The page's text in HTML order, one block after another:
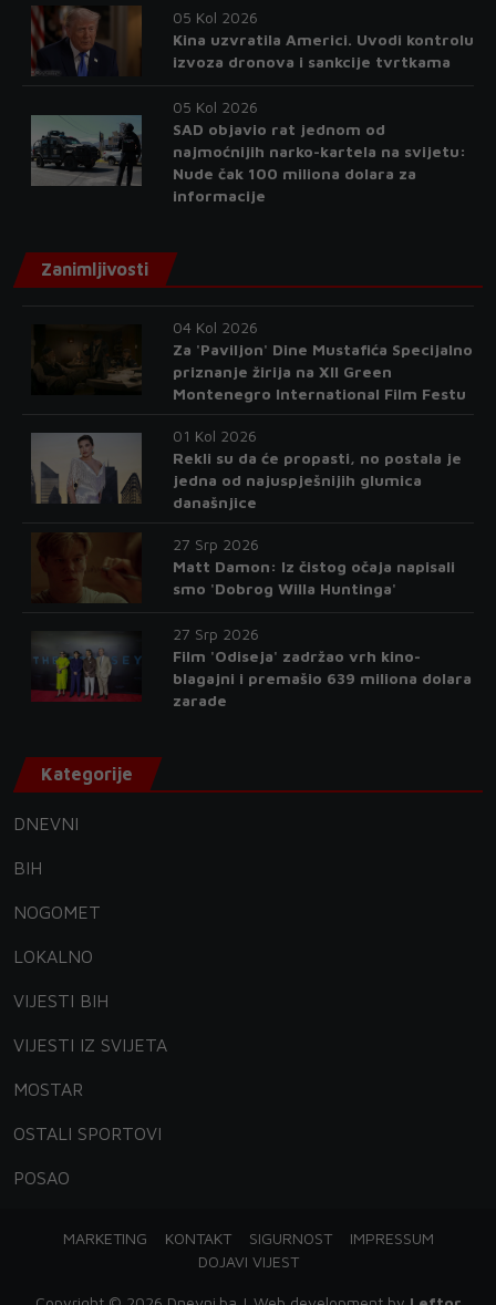
05 Kol 2026
Kina uzvratila Americi. Uvodi kontrolu
izvoza dronova i sankcije tvrtkama
05 Kol 2026
SAD objavio rat jednom od
najmoćnijih narko-kartela na svijetu:
Nude čak 100 miliona dolara za
informacije
Zanimljivosti
04 Kol 2026
Za 'Paviljon' Dine Mustafića Specijalno
priznanje žirija na XII Green
Montenegro International Film Festu
01 Kol 2026
Rekli su da će propasti, no postala je
jedna od najuspješnijih glumica
današnjice
27 Srp 2026
Matt Damon: Iz čistog očaja napisali
smo 'Dobrog Willa Huntinga'
27 Srp 2026
Film 'Odiseja' zadržao vrh kino-
blagajni i premašio 639 miliona dolara
zarade
Kategorije
DNEVNI
BIH
NOGOMET
LOKALNO
VIJESTI BIH
VIJESTI IZ SVIJETA
MOSTAR
OSTALI SPORTOVI
POSAO
MARKETING KONTAKT SIGURNOST
IMPRESSUM
DOJAVI VIJEST